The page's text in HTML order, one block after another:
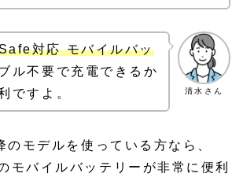
清水さん
対応 モバイルバッ
ル不要で充電できるか
ですよ。
モデルを使っている方なら、
モバイルバッテリーが非常に便利